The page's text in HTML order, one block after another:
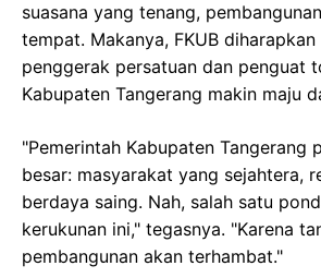
suasana yang tenang,
tempat. Makanya, FKUB
penggerak persatuan dan penguat
Kabupaten Tangerang makin maju
"Pemerintah Kabupaten Tangerang
besar: masyarakat yang sejahtera,
berdaya saing. Nah, salah satu
kerukunan ini," tegasnya. "Karena
pembangunan akan terhambat."